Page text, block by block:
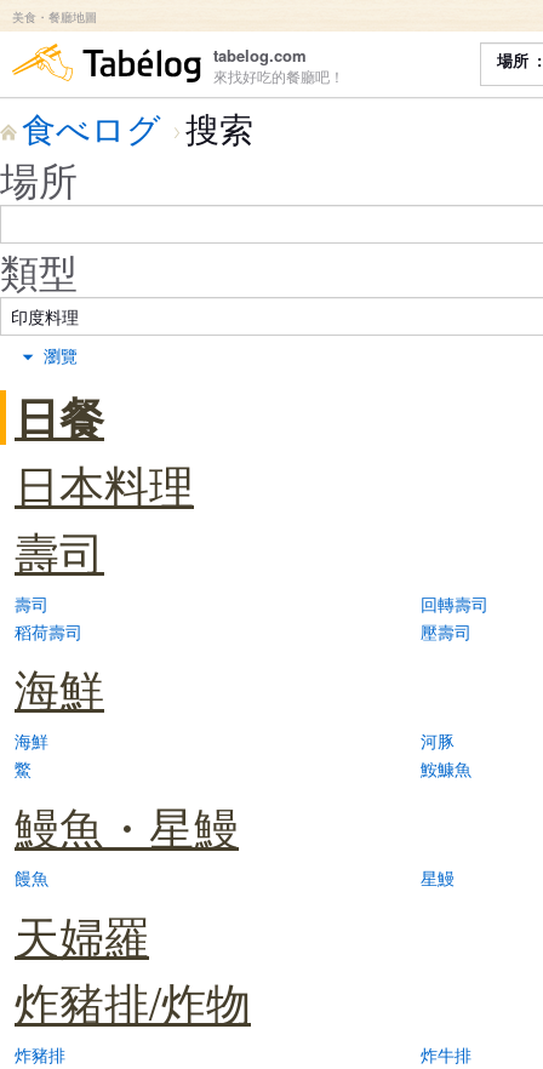
美食・餐廳地圖
食べログ
tabelog.com
來找好吃的餐廳吧！
場所
食べログ 搜索
場所
類型
瀏覽
日餐
日本料理
壽司
壽司
回轉壽司
稻荷壽司
壓壽司
海鮮
海鮮
河豚
鱉
鮟鱇魚
鰻魚・星鰻
饅魚 星鰻
天婦羅
炸豬排/炸物
炸豬排
炸牛排